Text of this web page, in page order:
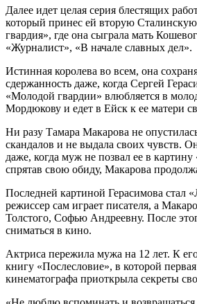
Далее идет целая серия блестящих
который принес ей вторую
гвардия», где она сыграла мать
«Журналист», «В начале славных дел».
Истинная королева во всем, она
сдержанность даже, когда Сергей
«Молодой гвардии» влюбляется в
Мордюкову и едет в Ейск к ее матери
Ни разу Тамара Макарова не
скандалов и не выдала своих чувств.
даже, когда муж не позвал ее в
спрятав свою обиду, Макарова
Последней картиной Герасимова стал
режиссер сам играет писателя, а
Толстого, Софью Андреевну. После
сниматься в кино.
Актриса пережила мужа на 12 лет. К
книгу «Послесловие», в которой
кинематографа приоткрыла секреты